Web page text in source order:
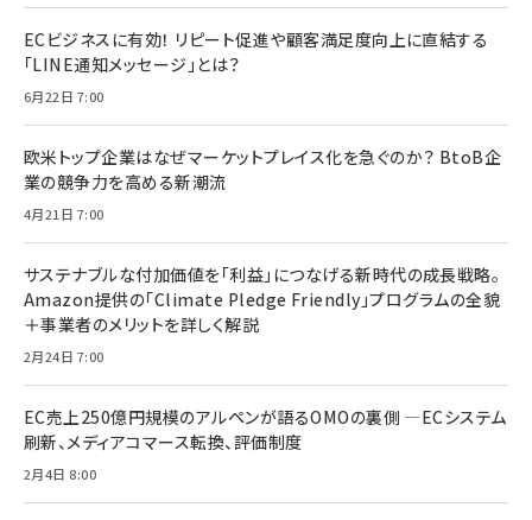
ECビジネスに有効！ リピート促進や顧客満足度向上に直結する
「LINE通知メッセージ」とは？
6月22日 7:00
欧米トップ企業はなぜマーケットプレイス化を急ぐのか？ BtoB企
業の競争力を高める新潮流
4月21日 7:00
サステナブルな付加価値を「利益」につなげる新時代の成長戦略。
Amazon提供の「Climate Pledge Friendly」プログラムの全貌
＋事業者のメリットを詳しく解説
2月24日 7:00
EC売上250億円規模のアルペンが語るOMOの裏側 ―ECシステム
刷新、メディアコマース転換、評価制度
2月4日 8:00